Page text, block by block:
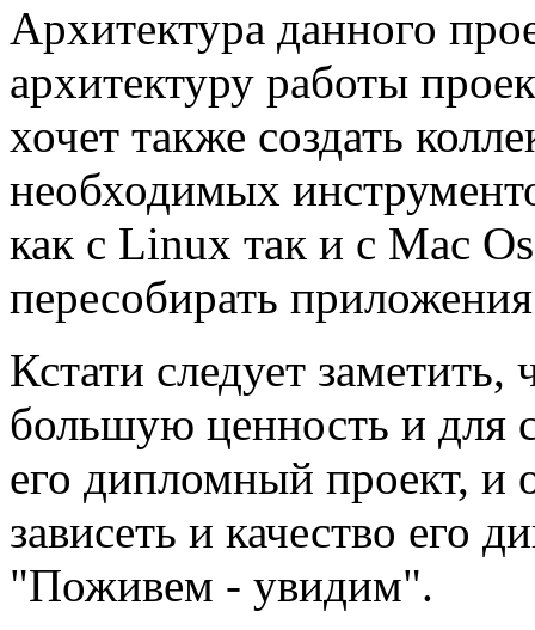
Архитектура данного
архитектуру работы
хочет также создать
необходимых
как с Linux так и с Mac
пересобирать
Кстати следует заметить,
большую ценность и для
его дипломный проект, и
зависеть и качество его
"Поживем - увидим".